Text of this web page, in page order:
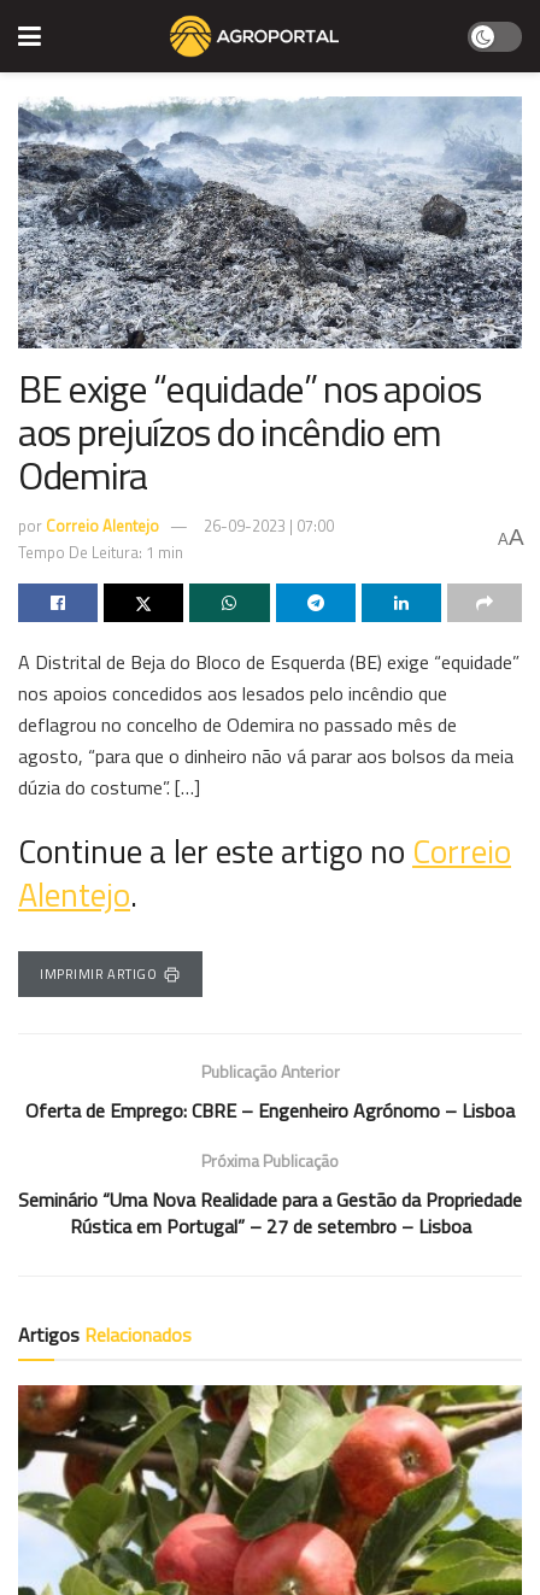
BE exige “equidade” nos apoios
aos prejuízos do incêndio em
Odemira
por Correio Alentejo
26-09-2023 | 07:00
Tempo De Leitura: 1 min
AA
A Distrital de Beja do Bloco de Esquerda (BE) exige “equidade”
nos apoios concedidos aos lesados pelo incêndio que
deflagrou no concelho de Odemira no passado mês de
agosto, “para que o dinheiro não vá parar aos bolsos da meia
dúzia do costume”. […]
Continue a ler este artigo noCorreio
Alentejo.
IMPRIMIR ARTIGO
Publicação Anterior
Oferta de Emprego: CBRE – Engenheiro Agrónomo – Lisboa
Próxima Publicação
Seminário “Uma Nova Realidade para a Gestão da Propriedade
Rústica em Portugal” – 27 de setembro – Lisboa
Artigos Relacionados